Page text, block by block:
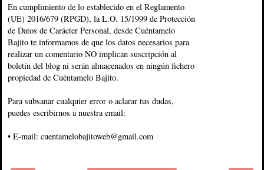
En cumplimiento de lo establecido en el Reglamento
(UE) 2016/679 (RPGD), la L.O. 15/1999 de Protección
de Datos de Carácter Personal, desde Cuéntamelo
Bajito te informamos de que los datos necesarios para
realizar un comentario NO implican suscripción al
boletín del blog ni serán almacenados en ningún fichero
propiedad de Cuéntamelo Bajito.
Para subsanar cualquier error o aclarar tus dudas,
puedes escribirnos a nuestra email:
• E-mail: cuentamelobajitoweb@gmail.com